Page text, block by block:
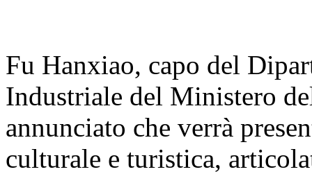
Fu Hanxiao, capo del
Industriale del Ministero
annunciato che verrà
culturale e turistica,